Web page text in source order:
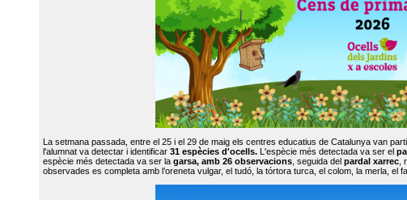
La setmana passada, entre el 25 i el 29 de maig els centres educatius de Catalunya van
l'alumnat va detectar i identificar 31 espècies d'ocells. L'espècie més detectada va ser el
espècie més detectada va ser la garsa, amb 26 observacions , seguida del pardal xarrec
observades es completa amb l’oreneta vulgar, el tudó, la tórtora turca, el colom, la merla, el